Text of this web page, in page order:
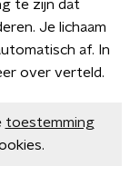
te zijn dat
Je lichaam
af. In
over verteld.
toestemming